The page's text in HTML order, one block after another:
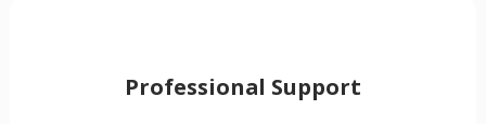
Professional Support